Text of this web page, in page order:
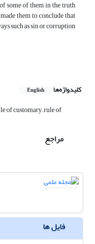
some of them in the truth
them to conclude that
such as sin or corruption
کلیدواژه‌ها English
of customary.rule of
مراجع
فایل ها